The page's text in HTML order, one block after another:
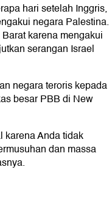
hari setelah Inggris,
negara Palestina.
karena mengakui
serangan Israel
negara teroris kepada
besar PBB di New
karena Anda tidak
dan massa